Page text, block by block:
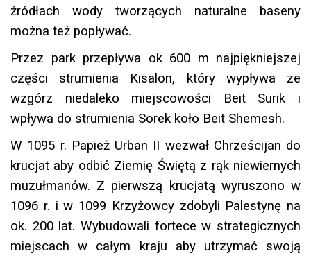
źródłach wody tworzących naturalne baseny
można też popływać.
Przez park przepływa ok 600 m najpiękniejszej
części strumienia Kisalon, który wypływa ze
wzgórz niedaleko miejscowości Beit Surik i
wpływa do strumienia Sorek koło Beit Shemesh.
W 1095 r. Papież Urban II wezwał Chrześcijan do
krucjat aby odbić Ziemię Świętą z rąk niewiernych
muzułmanów. Z pierwszą krucjatą wyruszono w
1096 r. i w 1099 Krzyżowcy zdobyli Palestynę na
ok. 200 lat. Wybudowali fortece w strategicznych
miejscach w całym kraju aby utrzymać swoją